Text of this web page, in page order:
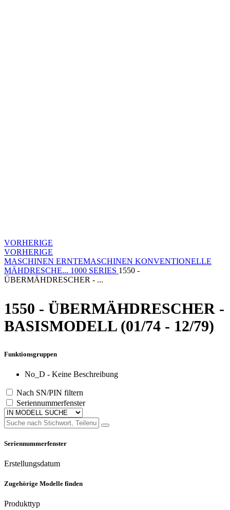
VORHERIGE
VORHERIGE
MASCHINEN ERNTEMASCHINEN KONVENTIONELLE
MÄHDRESCHE... 1000 SERIES 1550 -
ÜBERMÄHDRESCHER - ...
1550 - ÜBERMÄHDRESCHER -
BASISMODELL (01/74 - 12/79)
Funktionsgruppen
No_D - Keine Beschreibung
Nach SN/PIN filtern
Seriennummerfenster
Seriennummerfenster
Erstellungsdatum
Zugehörige Modelle finden
Produkttyp